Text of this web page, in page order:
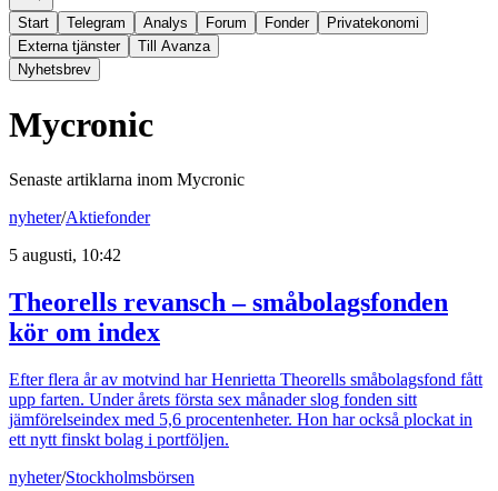
Start Telegram Analys Forum Fonder
Privatekonomi
Externa tjänster
Till Avanza
Nyhetsbrev
Mycronic
Senaste artiklarna inom Mycronic
nyheter/Aktiefonder
5 augusti, 10:42
Theorells revansch – småbolagsfonden
kör om index
Efter flera år av motvind har Henrietta Theorells småbolagsfond fått
upp farten. Under årets första sex månader slog fonden sitt
jämförelseindex med 5,6 procentenheter. Hon har också plockat in
ett nytt finskt bolag i portföljen.
nyheter/Stockholmsbörsen